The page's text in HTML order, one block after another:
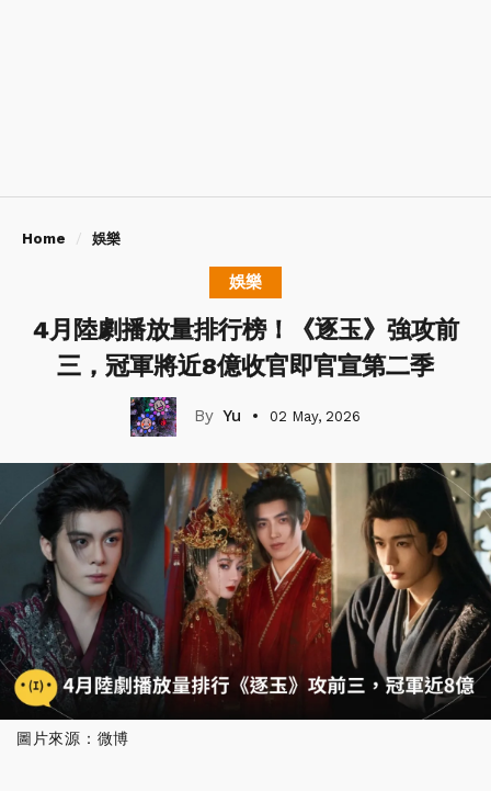
Home 娛樂
娛樂
4月陸劇播放量排行榜！《逐玉》強攻前
三，冠軍將近8億收官即官宣第二季
Yu 02 May, 2026
圖片來源：微博